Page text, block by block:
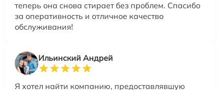
теперь она снова стирает без проблем. Спасибо
за оперативность и отличное качество
обслуживания!
Ильинский Андрей
Я хотел найти компанию, предоставлявшую